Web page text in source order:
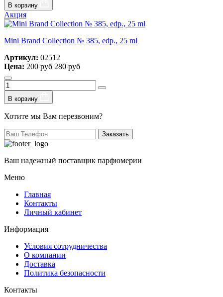
В корзину
Акция
Mini Brand Collection № 385, edp., 25 ml
Артикул: 02512
Цена: 200 руб 280 руб
В корзину
Хотите мы Вам перезвоним?
Заказать
Ваш надежный поставщик парфюмерии
Меню
Главная
Контакты
Личный кабинет
Информация
Условия сотрудничества
О компании
Доставка
Политика безопасности
Контакты